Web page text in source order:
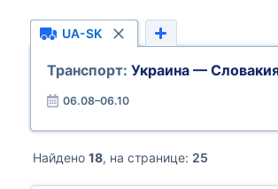
UA-SK
Транспорт: Украина —
06.08–06.10
Найдено 18, на странице: 25